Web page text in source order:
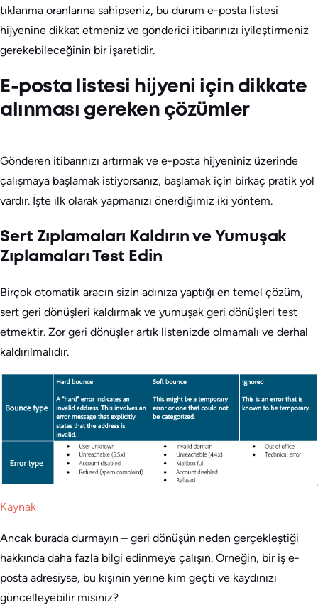
tıklanma oranlarına sahipseniz, bu durum e-posta listesi
hijyenine dikkat etmeniz ve gönderici itibarınızı iyileştirmeniz
gerekebileceğinin bir işaretidir.
E-posta listesi hijyeni için dikkate
alınması gereken çözümler
Gönderen itibarınızı artırmak ve e-posta hijyeniniz üzerinde
çalışmaya başlamak istiyorsanız, başlamak için birkaç pratik yol
vardır. İşte ilk olarak yapmanızı önerdiğimiz iki yöntem.
Sert Zıplamaları Kaldırın ve Yumuşak
Zıplamaları Test Edin
Birçok otomatik aracın sizin adınıza yaptığı en temel çözüm,
sert geri dönüşleri kaldırmak ve yumuşak geri dönüşleri test
etmektir. Zor geri dönüşler artık listenizde olmamalı ve derhal
kaldırılmalıdır.
Kaynak
Ancak burada durmayın – geri dönüşün neden gerçekleştiği
hakkında daha fazla bilgi edinmeye çalışın. Örneğin, bir iş e-
posta adresiyse, bu kişinin yerine kim geçti ve kaydınızı
güncelleyebilir misiniz?